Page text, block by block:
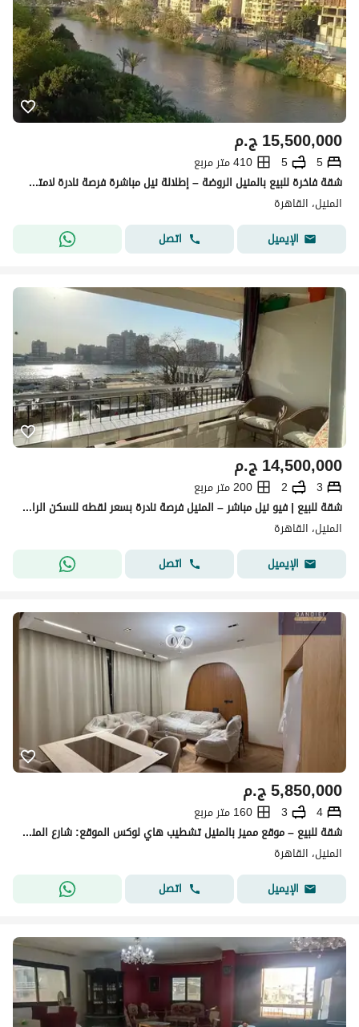
ج.م15,500,000
5
5
410 متر مربع
شقة فاخرة للبيع بالمنيل الروضة – إطلالة نيل مباشرة فرصة نادرة لامتلاك شقة مميزة بموقع استثنائي على شارع الملك الصالح – المنيل الروضة
المنيل، القاهرة
الإيميل
اتصل
ج.م14,500,000
3
2
200 متر مربع
شقة للبيع | فيو نيل مباشر – المنيل فرصة نادرة بسعر لقطه للسكن الراقي على النيل مباشرة
المنيل، القاهرة
الإيميل
اتصل
ج.م5,850,000
4
3
160 متر مربع
شقة للبيع – موقع مميز بالمنيل تشطيب هاي لوكس الموقع: شارع المنيل الرئيسي – بالقرب من ميدان الباشا
المنيل، القاهرة
الإيميل
اتصل